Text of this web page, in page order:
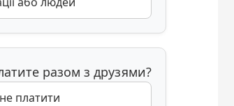
разом з друзями?
платити